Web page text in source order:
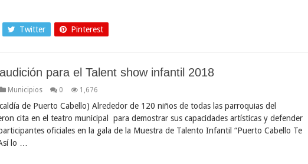
Twitter Pinterest
para el Talent show infantil 2018
Municipios 0 1,676
de Puerto Cabello) Alrededor de 120 niños de todas las parroquias del
cita en el teatro municipal para demostrar sus capacidades artísticas y defender
oficiales en la gala de la Muestra de Talento Infantil “Puerto Cabello Te
lo …